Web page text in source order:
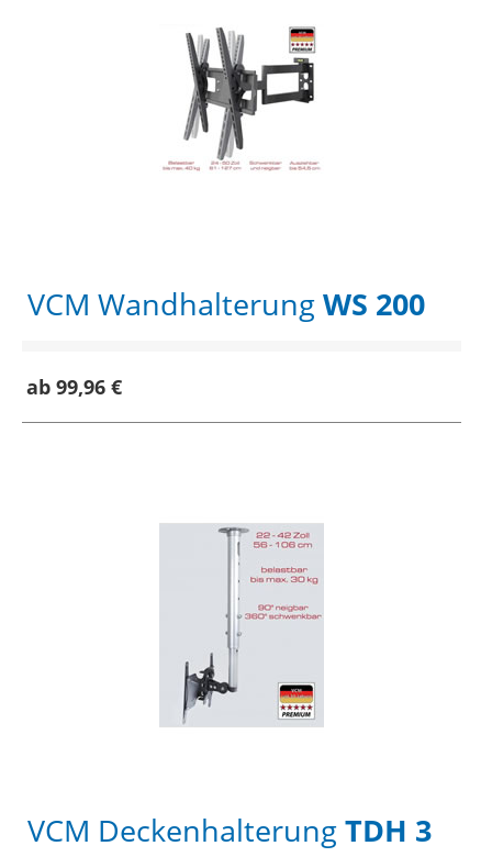
VCM WandhalterungWS 200
ab 99,96 €
VCM DeckenhalterungTDH 3